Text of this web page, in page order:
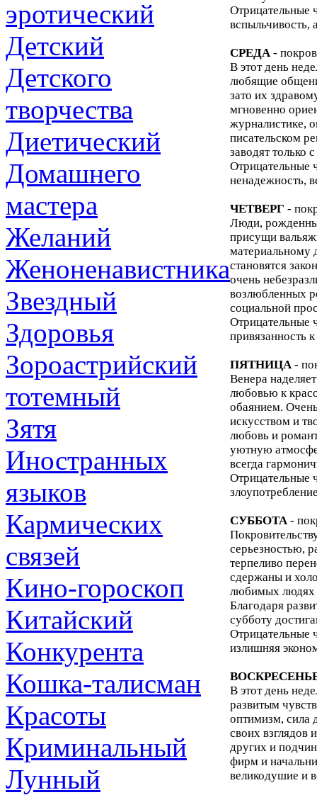
эротический
Детский
Детского
творчества
Диетический
Домашнего
мастера
Желаний
Женоненавистника
Звездный
Здоровья
Зороастрийский
тотемный
Зятя
Иностранных
языков
Кармических
связей
Кино-гороскоп
Китайский
Конкурента
Кошка-талисман
Красоты
Криминальный
Лунный
Отрицательные
вспыльчивость,
СРЕДА-
В этот день
любящие
зато их
мгновенно
журналистике,
писательском
заводят только
Отрицательные
ненадежность,
ЧЕТВЕРГ -
Люди,
присущи
материальному
становятся
очень
возлюбленных
социальной
Отрицательные
привязанность
ПЯТНИЦА-
Венера
любовью к
обаянием.
искусством и
любовь и
уютную
всегда
Отрицательные
СУББОТА-
серьезностью,
терпеливо
сдержаны и
любимых людях
Благодаря
субботу
Отрицательные
излишняя
В этот день
развитым
оптимизм, сила
своих
других и
фирм и
великодушие и